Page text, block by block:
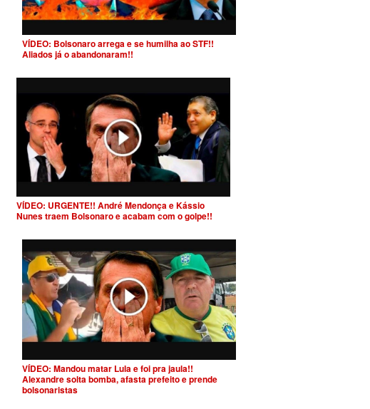
VÍDEO: Bolsonaro arrega e se humilha ao STF!!
Aliados já o abandonaram!!
VÍDEO: URGENTE!! André Mendonça e Kássio
Nunes traem Bolsonaro e acabam com o golpe!!
VÍDEO: Mandou matar Lula e foi pra jaula!!
Alexandre solta bomba, afasta prefeito e prende
bolsonaristas